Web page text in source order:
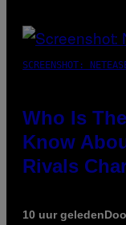
SCREENSHOT:
Who Is
Know
Rivals
10 uur geleden